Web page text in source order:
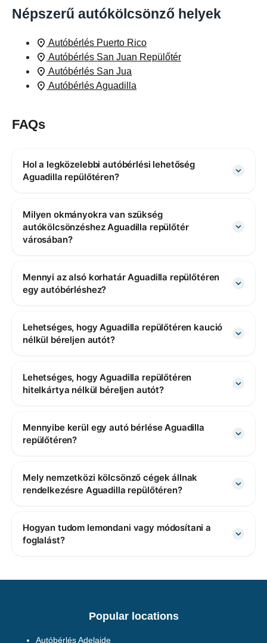
Népszerű autókölcsönző helyek
Autóbérlés Puerto Rico
Autóbérlés San Juan Repülőtér
Autóbérlés San Jua
Autóbérlés Aguadilla
FAQs
Hol a legközelebbi autóbérlési lehetőség
Aguadilla repülőtéren?
Milyen okmányokra van szükség
autókölcsönzéshez Aguadilla repülőtér
városában?
Mennyi az alsó korhatár Aguadilla repülőtéren
egy autóbérléshez?
Lehetséges, hogy Aguadilla repülőtéren kaució
nélkül béreljen autót?
Lehetséges, hogy Aguadilla repülőtéren
hitelkártya nélkül béreljen autót?
Mennyibe kerül egy autó bérlése Aguadilla
repülőtéren?
Mely nemzetközi kölcsönző cégek állnak
rendelkezésre Aguadilla repülőtéren?
Hogyan tudom lemondani vagy módosítani a
foglalást?
Popular locations
Autóbérlés Adelaide